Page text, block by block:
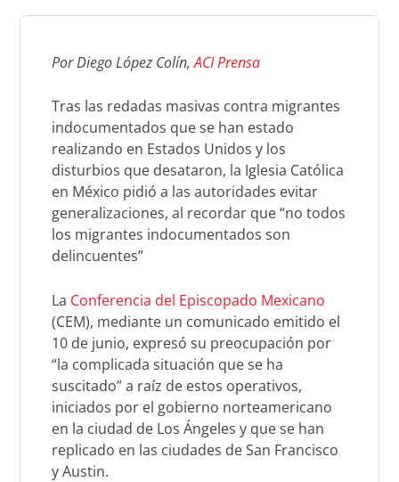
Por Diego López Colín,ACI Prensa
Tras las redadas masivas contra migrantes
indocumentados que se han estado
realizando en Estados Unidos y los
disturbios que desataron, la Iglesia Católica
en México pidió a las autoridades evitar
generalizaciones, al recordar que “no todos
los migrantes indocumentados son
delincuentes”
La Conferencia del Episcopado Mexicano
(CEM), mediante un comunicado emitido el
10 de junio, expresó su preocupación por
“la complicada situación que se ha
suscitado” a raíz de estos operativos,
iniciados por el gobierno norteamericano
en la ciudad de Los Ángeles y que se han
replicado en las ciudades de San Francisco
y Austin.